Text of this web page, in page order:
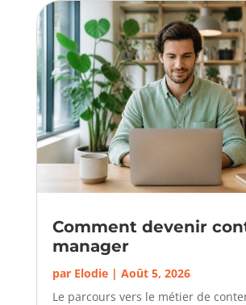
Comment devenir
manager
par Elodie| Août 5, 2026
Le parcours vers le métier de